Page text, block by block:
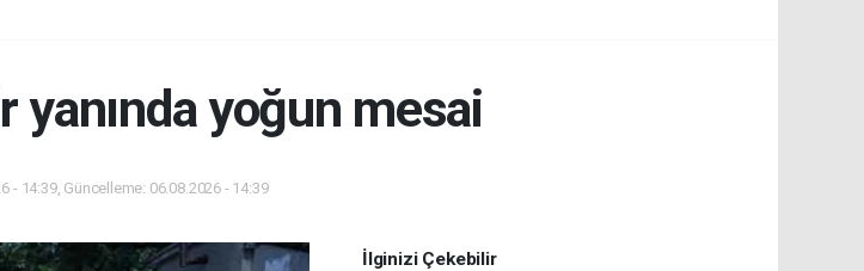
yanında yoğun mesai
- 14:39, Güncelleme: 06.08.2026 - 14:39
İlginizi Çekebilir